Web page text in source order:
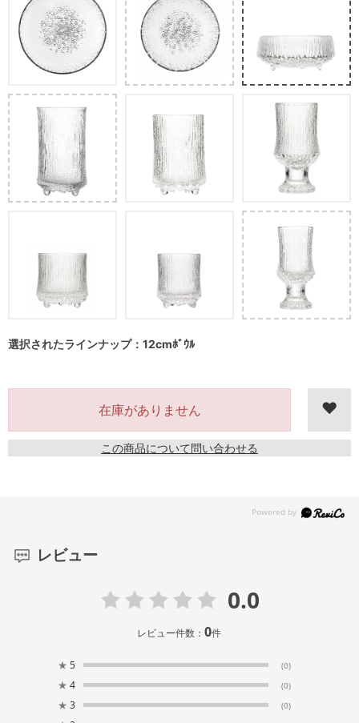
選択されたラインナップ：12cmﾎﾞｳﾙ
在庫がありません
この商品について問い合わせる
レビュー
0.0
レビュー件数：0件
★ 5 (0)
★ 4 (0)
★ 3 (0)